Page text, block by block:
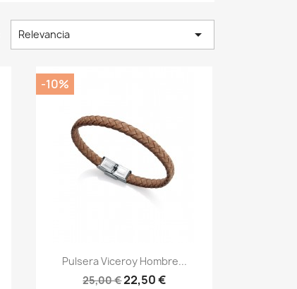
Relevancia 
Vista rápida
Pulsera Viceroy Hombre...
25,00 €22,50 €
-10%